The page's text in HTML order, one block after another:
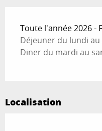
Toute l'année 2026 -
Déjeuner du lundi au
Diner du mardi au
Localisation